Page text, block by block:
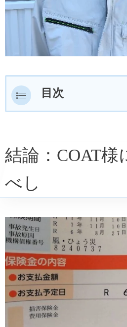
目次
では、なぜCOAT株
悪質業者にご注意
る行為は、詐欺行為
当社では、各火災保
守しております。
Corporate
沿革
結論：COAT様
べし